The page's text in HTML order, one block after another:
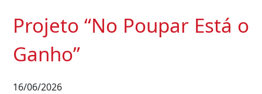
Projeto “No Poupar Está o
Ganho”
16/06/2026